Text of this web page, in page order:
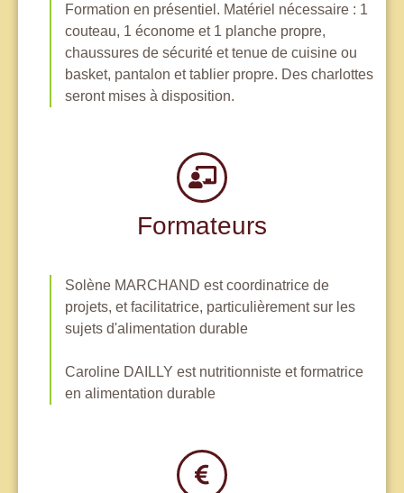
Formation en présentiel. Matériel nécessaire : 1
couteau, 1 économe et 1 planche propre,
chaussures de sécurité et tenue de cuisine ou
basket, pantalon et tablier propre. Des charlottes
seront mises à disposition.
Formateurs
Solène MARCHAND est coordinatrice de
projets, et facilitatrice, particulièrement sur les
sujets d'alimentation durable
Caroline DAILLY est nutritionniste et formatrice
en alimentation durable